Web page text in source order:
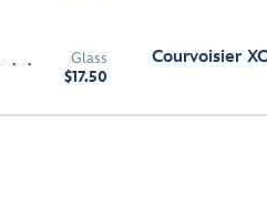
Glass
$17.50
Courvoisier